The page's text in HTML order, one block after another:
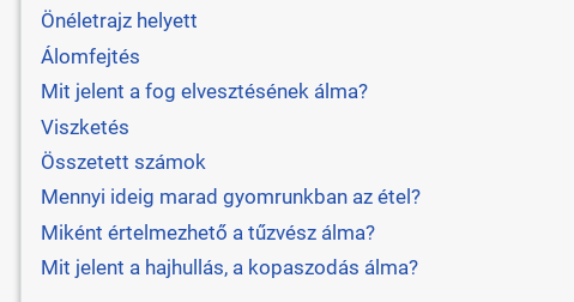
Önéletrajz helyett
Álomfejtés
Mit jelent a fog elvesztésének álma?
Viszketés
Összetett számok
Mennyi ideig marad gyomrunkban az étel?
Miként értelmezhető a tűzvész álma?
Mit jelent a hajhullás, a kopaszodás álma?